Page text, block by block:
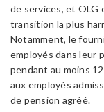
de services, et OLG
transition la plus
Notamment, le
employés dans leur
pendant au moins
aux employés
de pension agréé.